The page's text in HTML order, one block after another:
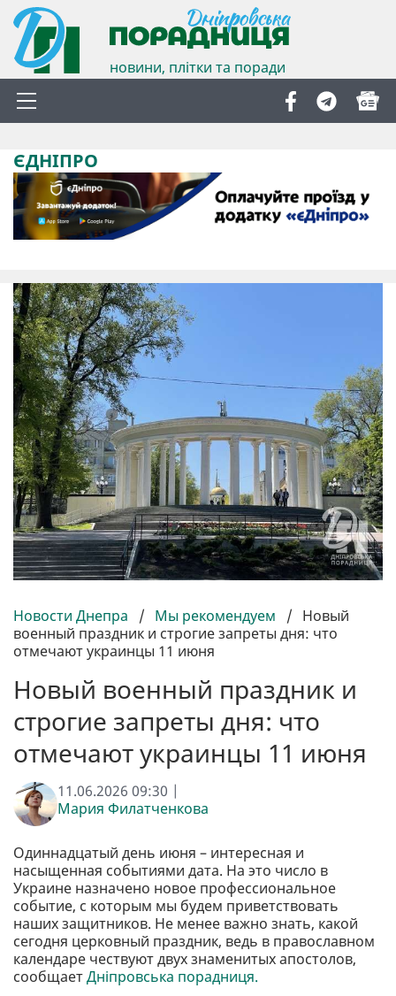
новини, плітки та поради
ЄДНІПРО
Новости Днепра / Мы рекомендуем / Новый
военный праздник и строгие запреты дня: что
отмечают украинцы 11 июня
Новый военный праздник и
строгие запреты дня: что
отмечают украинцы 11 июня
11.06.2026 09:30 |
Мария Филатченкова
Одиннадцатый день июня – интересная и
насыщенная событиями дата. На это число в
Украине назначено новое профессиональное
событие, с которым мы будем приветствовать
наших защитников. Не менее важно знать, какой
сегодня церковный праздник, ведь в православном
календаре чествуют двух знаменитых апостолов,
сообщаетДніпровська порадниця.